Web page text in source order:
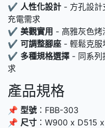
✔ 人性化設計 - 方孔設計
充電需求
✔ 美觀實用 - 高雅灰色烤
✔ 可調整腳座 - 輕鬆克服
✔ 多種規格選擇 - 同系列
求
產品規格
📌 型號 ：FBB-303
📌 尺寸 ：W900 x D515